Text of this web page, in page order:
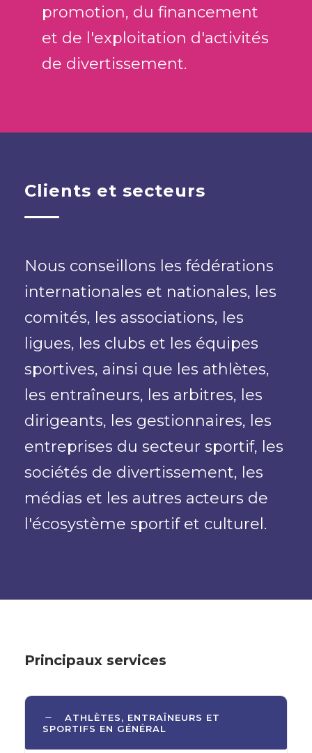
promotion, du financement
et de l'exploitation d'activités
de divertissement.
Clients et secteurs
Nous conseillons les fédérations
internationales et nationales, les
comités, les associations, les
ligues, les clubs et les équipes
sportives, ainsi que les athlètes,
les entraîneurs, les arbitres, les
dirigeants, les gestionnaires, les
entreprises du secteur sportif, les
sociétés de divertissement, les
médias et les autres acteurs de
l'écosystème sportif et culturel.
Principaux services
ATHLÈTES, ENTRAÎNEURS ET
SPORTIFS EN GÉNÉRAL